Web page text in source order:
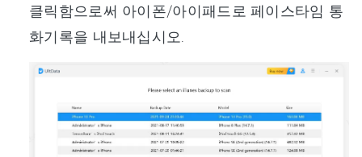
클릭함으로써 아이폰/아이패드로 페이스타임 통
화기록을 내보내십시오.